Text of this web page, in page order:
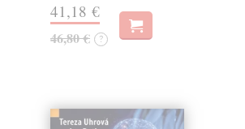
41,18 €
46,80 € ?